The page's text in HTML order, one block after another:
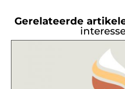
Gerelateerde